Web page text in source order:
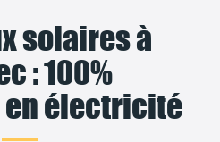
solaires à
: 100%
électricité